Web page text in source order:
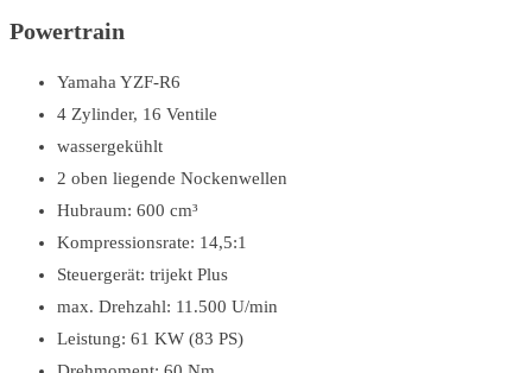
Powertrain
Yamaha YZF-R6
4 Zylinder, 16 Ventile
wassergekühlt
2 oben liegende Nockenwellen
Hubraum: 600 cm³
Kompressionsrate: 14,5:1
Steuergerät: trijekt Plus
max. Drehzahl: 11.500 U/min
Leistung: 61 KW (83 PS)